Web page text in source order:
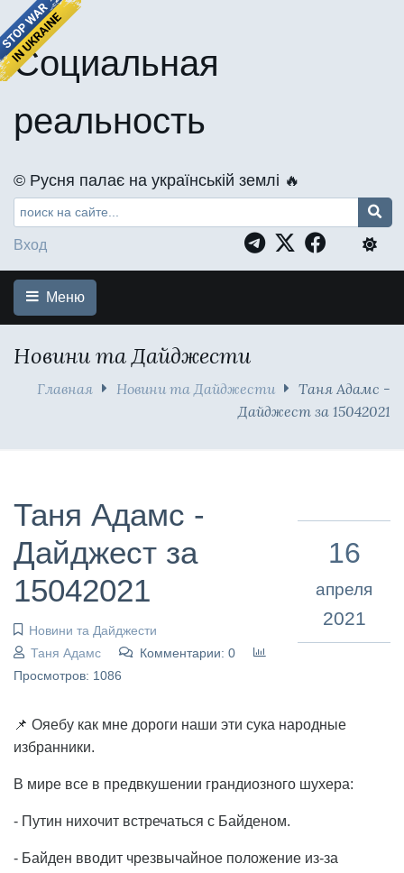
Социальная
реальность
©️ Русня палає на українській землі 🔥
Вход
Меню
Новини та Дайджести
Главная Новини та Дайджести
Таня Адамс -
Дайджест за 15042021
Таня Адамс -
Дайджест за
15042021
Новини та Дайджести
Таня Адамс
Комментарии: 0
Просмотров: 1086
16
апреля
2021
📌 Ояебу как мне дороги наши эти сука народные
избранники.
В мире все в предвкушении грандиозного шухера:
- Путин нихочит встречаться с Байденом.
- Байден вводит чрезвычайное положение из-за